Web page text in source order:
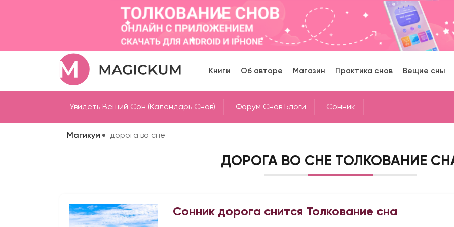
Книги Об авторе Магазин Практика снов Вещие сны
Увидеть Вещий Сон (Календарь Снов) Форум Снов Блоги Cонник
Магикум дорога во сне
ДОРОГА ВО СНЕ ТОЛКОВАНИЕ
Сонник дорога снится Толкование сна